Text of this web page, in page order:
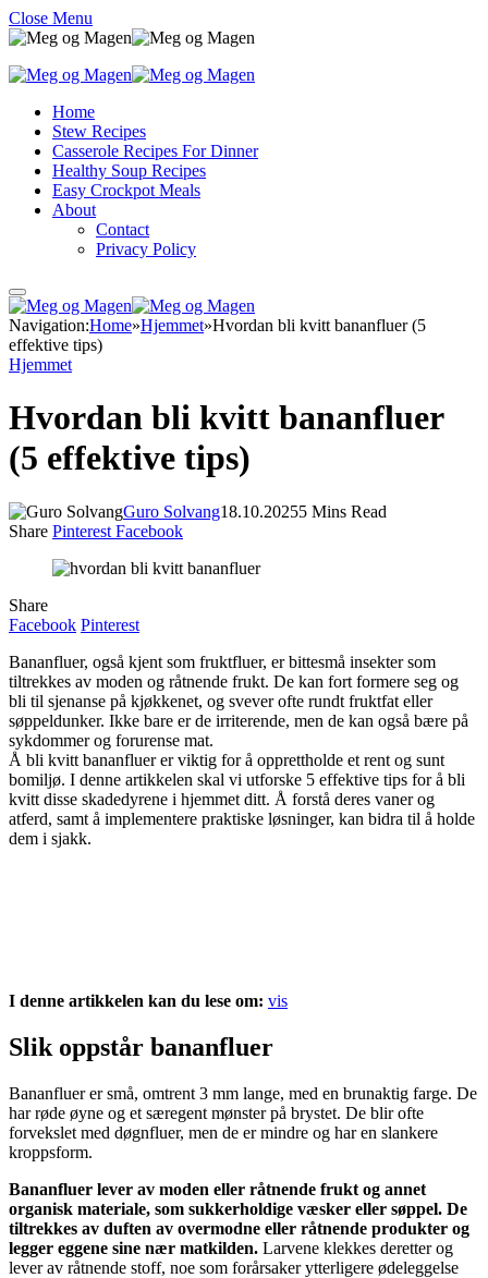
Close Menu
Home
Stew Recipes
Casserole Recipes For Dinner
Healthy Soup Recipes
Easy Crockpot Meals
About
Contact
Privacy Policy
Navigation:Home»Hjemmet»Hvordan bli kvitt bananfluer (5
effektive tips)
Hjemmet
Hvordan bli kvitt bananfluer
(5 effektive tips)
Guro Solvang18.10.20255 Mins Read
Share Pinterest Facebook
Share
Facebook Pinterest
Bananfluer, også kjent som fruktfluer, er bittesmå insekter som
tiltrekkes av moden og råtnende frukt. De kan fort formere seg og
bli til sjenanse på kjøkkenet, og svever ofte rundt fruktfat eller
søppeldunker. Ikke bare er de irriterende, men de kan også bære på
sykdommer og forurense mat.
Å bli kvitt bananfluer er viktig for å opprettholde et rent og sunt
bomiljø. I denne artikkelen skal vi utforske 5 effektive tips for å bli
kvitt disse skadedyrene i hjemmet ditt. Å forstå deres vaner og
atferd, samt å implementere praktiske løsninger, kan bidra til å holde
dem i sjakk.
I denne artikkelen kan du lese om: vis
Slik oppstår bananfluer
Bananfluer er små, omtrent 3 mm lange, med en brunaktig farge. De
har røde øyne og et særegent mønster på brystet. De blir ofte
forvekslet med døgnfluer, men de er mindre og har en slankere
kroppsform.
Bananfluer lever av moden eller råtnende frukt og annet
organisk materiale, som sukkerholdige væsker eller søppel. De
tiltrekkes av duften av overmodne eller råtnende produkter og
legger eggene sine nær matkilden. Larvene klekkes deretter og
lever av råtnende stoff, noe som forårsaker ytterligere ødeleggelse